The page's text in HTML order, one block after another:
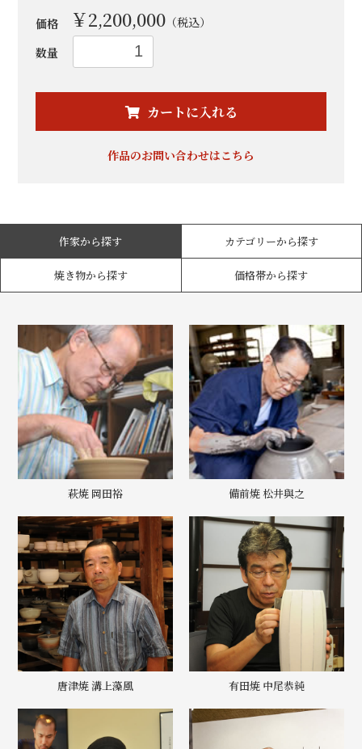
価格 ￥2,200,000 （税込）
数量
カートに入れる
お買い物を続ける カートへ進む
作品のお問い合わせはこちら
作家から探す カテゴリーから探す
焼き物から探す 価格帯から探す
萩焼 岡田裕 備前焼 松井與之
唐津焼 溝上藻風 有田焼 中尾恭純